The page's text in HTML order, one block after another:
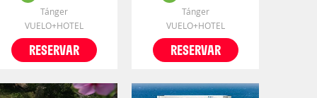
Tánger
VUELO+HOTEL
RESERVAR
Tánger
VUELO+HOTEL
RESERVAR